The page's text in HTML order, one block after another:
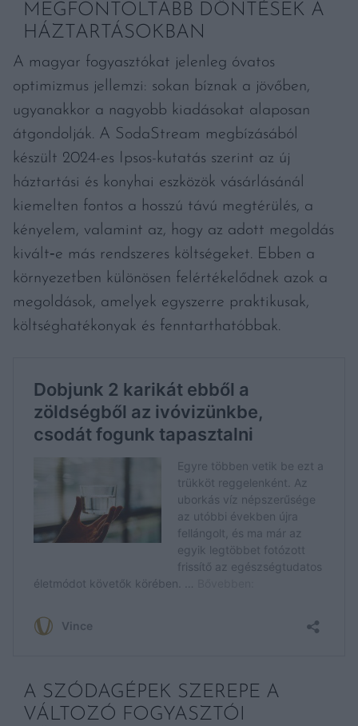
MEGFONTOLTABB DÖNTÉSEK A
HÁZTARTÁSOKBAN
A magyar fogyasztókat jelenleg óvatos
optimizmus jellemzi: sokan bíznak a jövőben,
ugyanakkor a nagyobb kiadásokat alaposan
átgondolják. A SodaStream megbízásából
készült 2024-es Ipsos-kutatás szerint az új
háztartási és konyhai eszközök vásárlásánál
kiemelten fontos a hosszú távú megtérülés, a
kényelem, valamint az, hogy az adott megoldás
kivált‑e más rendszeres költségeket. Ebben a
környezetben különösen felértékelődnek azok a
megoldások, amelyek egyszerre praktikusak,
költséghatékonyak és fenntarthatóbbak.
A SZÓDAGÉPEK SZEREPE A
VÁLTOZÓ FOGYASZTÓI